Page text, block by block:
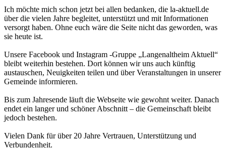
Ich möchte mich schon jetzt bei allen bedanken, die la-aktuell.de
über die vielen Jahre begleitet, unterstützt und mit Informationen
versorgt haben. Ohne euch wäre die Seite nicht das geworden, was
sie heute ist.
Unsere Facebook und Instagram -Gruppe „Langenaltheim Aktuell“
bleibt weiterhin bestehen. Dort können wir uns auch künftig
austauschen, Neuigkeiten teilen und über Veranstaltungen in unserer
Gemeinde informieren.
Bis zum Jahresende läuft die Webseite wie gewohnt weiter. Danach
endet ein langer und schöner Abschnitt – die Gemeinschaft bleibt
jedoch bestehen.
Vielen Dank für über 20 Jahre Vertrauen, Unterstützung und
Verbundenheit.